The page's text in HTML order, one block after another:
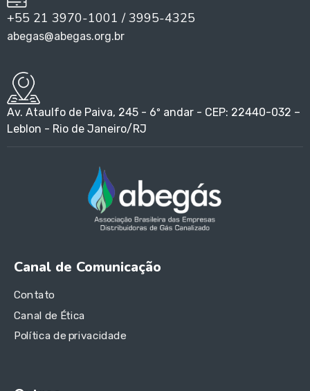
+55 21 3970-1001 / 3995-4325
abegas@abegas.org.br
Av. Ataulfo de Paiva, 245 - 6º andar - CEP: 22440-032 –
Leblon - Rio de Janeiro/RJ
Canal de Comunicação
Contato
Canal de Ética
Política de privacidade